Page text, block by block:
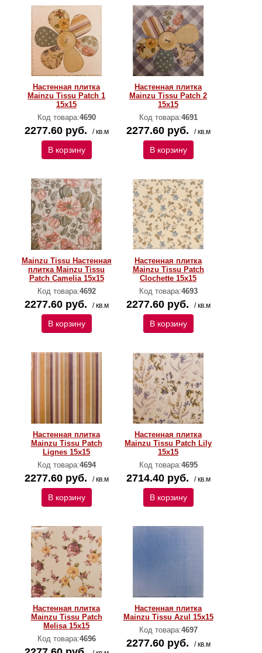
Настенная плитка
Mainzu Tissu Patch 1
15x15
Код товара:4690
2277.60 руб. / кв.м
В корзину
Настенная плитка
Mainzu Tissu Patch 2
15x15
Код товара:4691
2277.60 руб. / кв.м
В корзину
Mainzu Tissu Настенная
плитка Mainzu Tissu
Patch Camelia 15x15
Код товара:4692
2277.60 руб. / кв.м
В корзину
Настенная плитка
Mainzu Tissu Patch
Clochette 15x15
Код товара:4693
2277.60 руб. / кв.м
В корзину
Настенная плитка
Mainzu Tissu Patch
Lignes 15x15
Код товара:4694
2277.60 руб. / кв.м
В корзину
Настенная плитка
Mainzu Tissu Patch Lily
15x15
Код товара:4695
2714.40 руб. / кв.м
В корзину
Настенная плитка
Mainzu Tissu Patch
Melisa 15x15
Код товара:4696
Настенная плитка
Mainzu Tissu Azul 15x15
Код товара:4697
2277.60 руб. / кв.м